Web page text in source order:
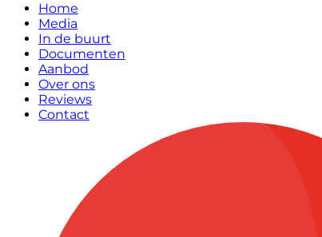
Home
Media
In de buurt
Documenten
Aanbod
Over ons
Reviews
Contact